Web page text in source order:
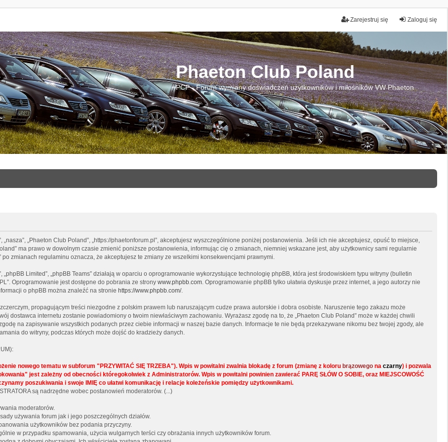
Zaloguj się
Zarejestruj się
Phaeton Club Poland
PCP - Forum wymiany doświadczeń użytkowników i miłośników VW Phaeton
„nasza”, „Phaeton Club Poland”, „https://phaetonforum.pl”, akceptujesz wyszczególnione poniżej postanowienia. Jeśli ich nie akceptujesz, opuść to miejsce,
ma prawo w dowolnym czasie zmienić poniższe postanowienia, informując cię o zmianach, niemniej wskazane jest, aby użytkownicy sami regularnie
zmianach regulaminu oznacza, że akceptujesz te zmiany ze wszelkimi konsekwencjami prawnymi.
„phpBB Limited”, „phpBB Teams” działają w oparciu o oprogramowanie wykorzystujące technologię phpBB, która jest środowiskiem typu witryny (bulletin
Oprogramowanie jest dostępne do pobrania ze strony www.phpbb.com. Oprogramowanie phpBB tylko ułatwia dyskusje przez internet, a jego autorzy nie
o phpBB można znaleźć na stronie https://www.phpbb.com/.
propagującym treści niezgodne z polskim prawem lub naruszającym cudze prawa autorskie i dobra osobiste. Naruszenie tego zakazu może
dostawca internetu zostanie powiadomiony o twoim niewłaściwym zachowaniu. Wyrażasz zgodę na to, że „Phaeton Club Poland” może w każdej chwili
na zapisywanie wszystkich podanych przez ciebie informacji w naszej bazie danych. Informacje te nie będą przekazywane nikomu bez twojej zgody, ale
do witryny, podczas których może dojść do kradzieży danych.
nowego tematu w subforum "PRZYWITAĆ SIĘ TRZEBA"). Wpis w powitalni zwalnia blokadę z forum (zmianę z koloru brązowego na czarny) i pozwala
jest zależny od obecności któregokolwiek z Administratorów. Wpis w powitalni powinien zawierać PARĘ SŁÓW O SOBIE, oraz MIEJSCOWOŚĆ
poszukiwania i swoje IMIĘ co ułatwi komunikację i relacje koleżeńskie pomiędzy użytkownikami.
są nadrzędne wobec postanowień moderatorów. (...)
moderatorów.
używania forum jak i jego poszczególnych działów.
użytkowników bez podania przyczyny.
w przypadku spamowania, użycia wulgarnych terści czy obrażania innych użytkowników forum.